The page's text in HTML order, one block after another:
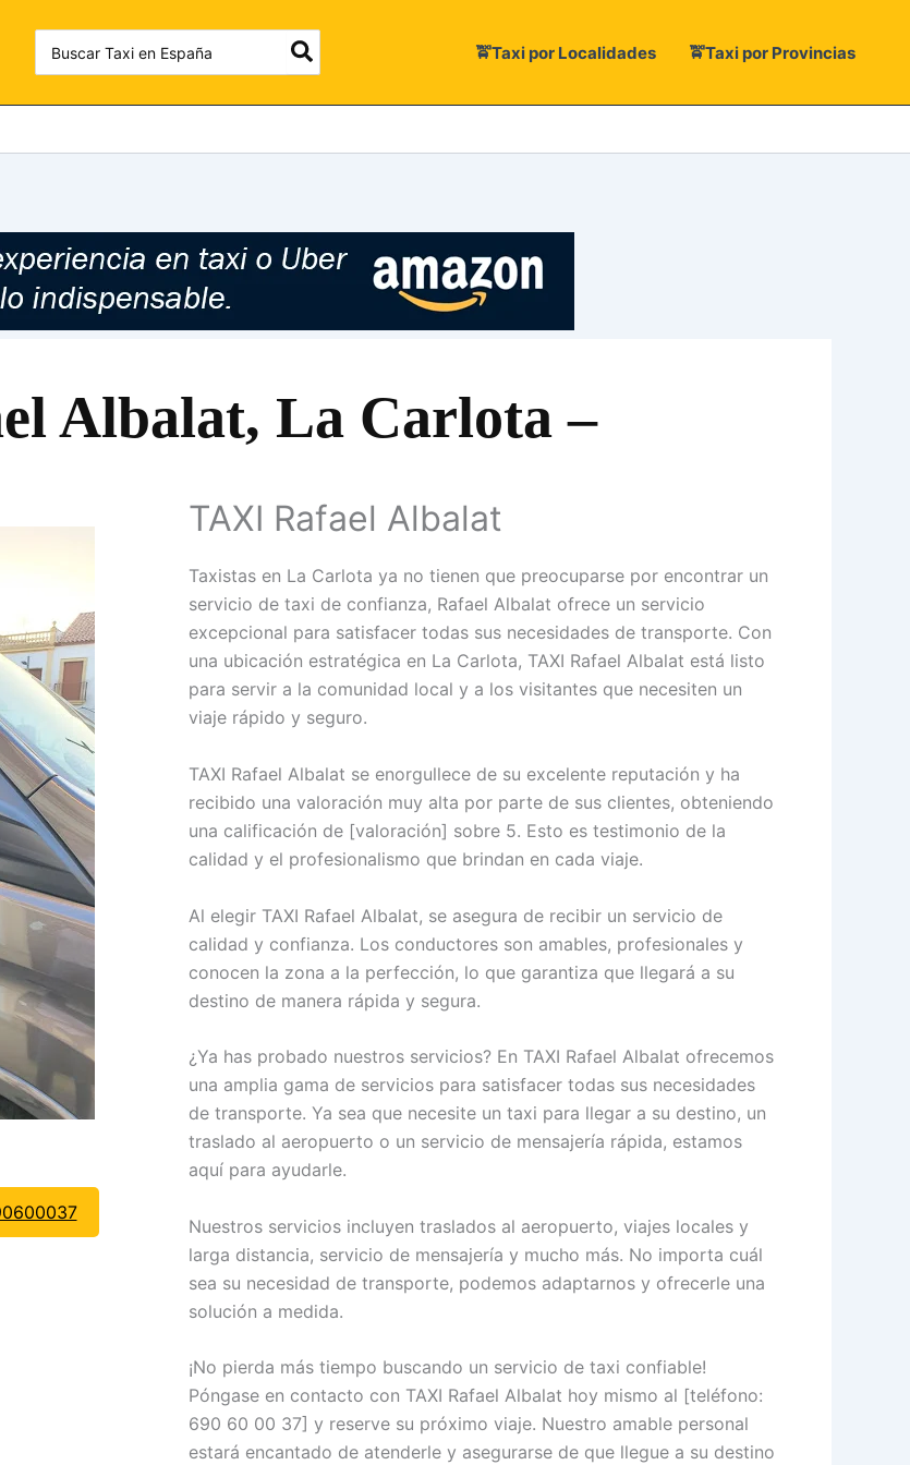
for:
🚖Taxi por Localidades 🚖Taxi por Provincias
Albalat, La Carlota –
TAXI Rafael Albalat
Taxistas en La Carlota ya no tienen que preocuparse por encontrar un
servicio de taxi de confianza, Rafael Albalat ofrece un servicio
excepcional para satisfacer todas sus necesidades de transporte. Con
una ubicación estratégica en La Carlota, TAXI Rafael Albalat está listo
para servir a la comunidad local y a los visitantes que necesiten un
viaje rápido y seguro.
TAXI Rafael Albalat se enorgullece de su excelente reputación y ha
recibido una valoración muy alta por parte de sus clientes, obteniendo
una calificación de [valoración] sobre 5. Esto es testimonio de la
calidad y el profesionalismo que brindan en cada viaje.
Al elegir TAXI Rafael Albalat, se asegura de recibir un servicio de
calidad y confianza. Los conductores son amables, profesionales y
conocen la zona a la perfección, lo que garantiza que llegará a su
destino de manera rápida y segura.
¿Ya has probado nuestros servicios? En TAXI Rafael Albalat ofrecemos
una amplia gama de servicios para satisfacer todas sus necesidades
de transporte. Ya sea que necesite un taxi para llegar a su destino, un
traslado al aeropuerto o un servicio de mensajería rápida, estamos
aquí para ayudarle.
Nuestros servicios incluyen traslados al aeropuerto, viajes locales y
larga distancia, servicio de mensajería y mucho más. No importa cuál
sea su necesidad de transporte, podemos adaptarnos y ofrecerle una
solución a medida.
¡No pierda más tiempo buscando un servicio de taxi confiable!
Póngase en contacto con TAXI Rafael Albalat hoy mismo al [teléfono:
690 60 00 37] y reserve su próximo viaje. Nuestro amable personal
estará encantado de atenderle y asegurarse de que llegue a su destino